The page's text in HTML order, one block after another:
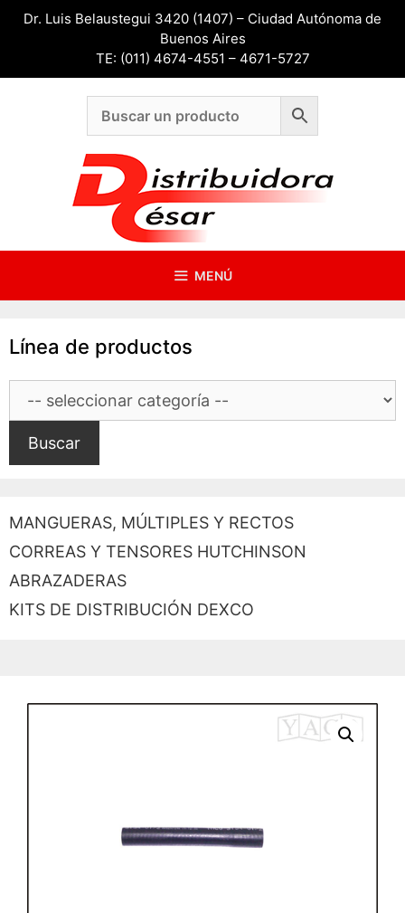
SaltarDr. Luis Belaustegui 3420 (1407) – Ciudad Autónoma de
Buenos Aires
TE: (011) 4674-4551 – 4671-5727
MENÚ
Línea de productos
Buscar
MANGUERAS, MÚLTIPLES Y RECTOS
CORREAS Y TENSORES HUTCHINSON
ABRAZADERAS
KITS DE DISTRIBUCIÓN DEXCO